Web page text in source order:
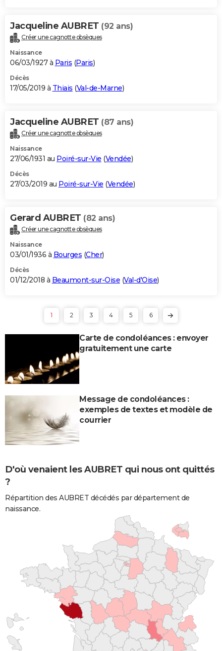
Jacqueline AUBRET (92 ans)
Créer une cagnotte obsèques
Naissance
06/03/1927 à Paris (Paris)
Décès
17/05/2019 à Thiais (Val-de-Marne)
Jacqueline AUBRET (87 ans)
Créer une cagnotte obsèques
Naissance
27/06/1931 au Poiré-sur-Vie (Vendée)
Décès
27/03/2019 au Poiré-sur-Vie (Vendée)
Gerard AUBRET (82 ans)
Créer une cagnotte obsèques
Naissance
03/01/1936 à Bourges (Cher)
Décès
01/12/2018 à Beaumont-sur-Oise (Val-d'Oise)
1 2 3 4 5 6
Carte de condoléances : envoyer
gratuitement une carte
Message de condoléances :
exemples de textes et modèle de
courrier
D'où venaient les AUBRET qui nous ont quittés
?
Répartition des AUBRET décédés par département de
naissance.